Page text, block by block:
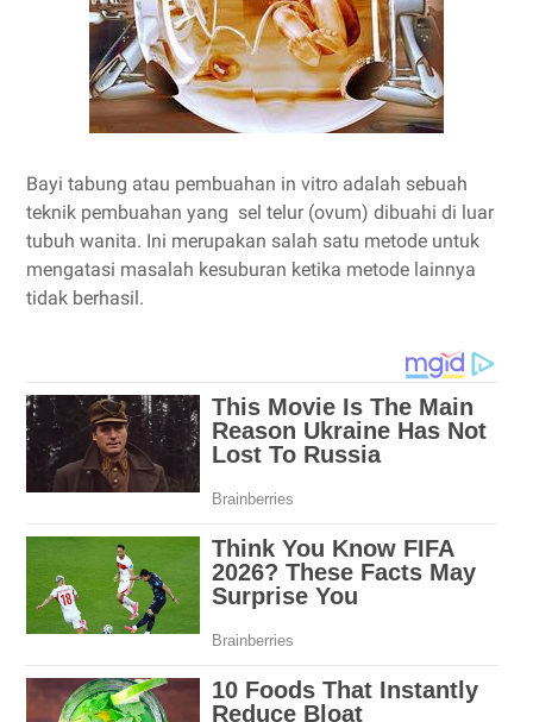
Bayi tabung atau pembuahan in vitro adalah sebuah
teknik pembuahan yang sel telur (ovum) dibuahi di luar
tubuh wanita. Ini merupakan salah satu metode untuk
mengatasi masalah kesuburan ketika metode lainnya
tidak berhasil.